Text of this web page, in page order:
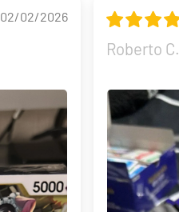
02/02/2026
Roberto C.